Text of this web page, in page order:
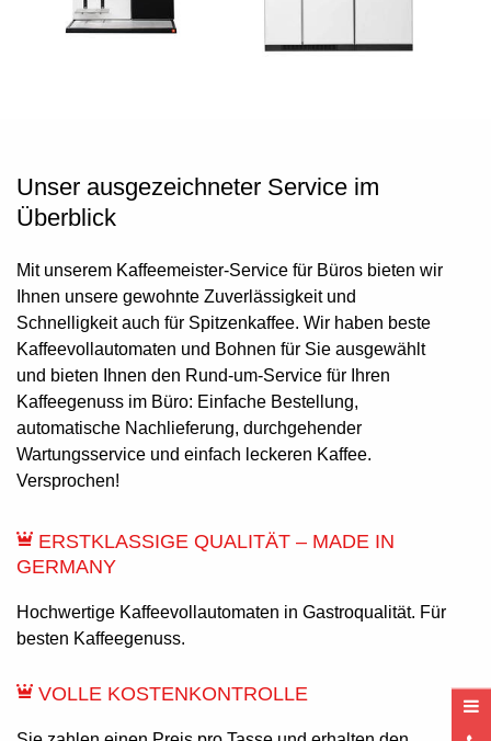
Unser ausgezeichneter Service im
Überblick
Mit unserem Kaffeemeister-Service für Büros bieten wir
Ihnen unsere gewohnte Zuverlässigkeit und
Schnelligkeit auch für Spitzenkaffee. Wir haben beste
Kaffeevollautomaten und Bohnen für Sie ausgewählt
und bieten Ihnen den Rund-um-Service für Ihren
Kaffeegenuss im Büro: Einfache Bestellung,
automatische Nachlieferung, durchgehender
Wartungsservice und einfach leckeren Kaffee.
Versprochen!
ERSTKLASSIGE QUALITÄT – MADE IN
GERMANY
Hochwertige Kaffeevollautomaten in Gastroqualität. Für
besten Kaffeegenuss.
VOLLE KOSTENKONTROLLE